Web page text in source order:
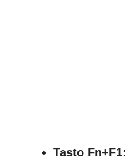
Tasto Fn+F1: